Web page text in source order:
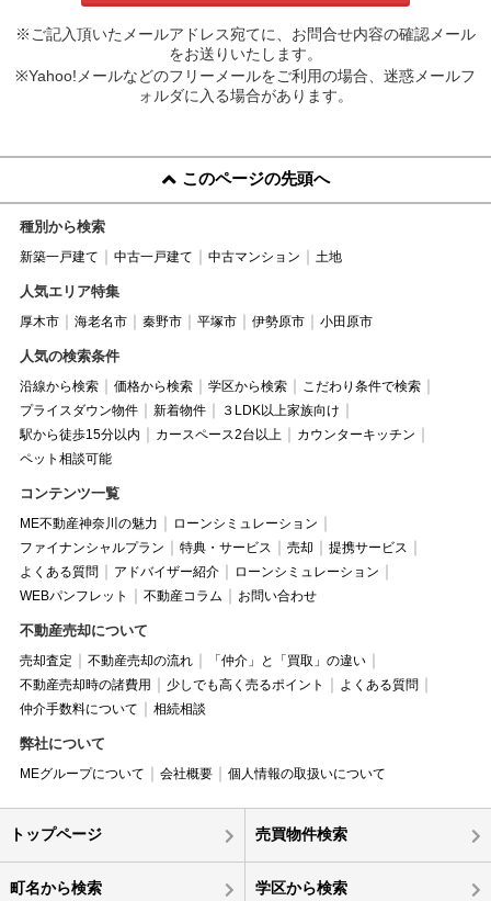
※ご記入頂いたメールアドレス宛てに、お問合せ内容の確認メール
をお送りいたします。
※Yahoo!メールなどのフリーメールをご利用の場合、迷惑メールフ
ォルダに入る場合があります。
このページの先頭へ
種別から検索
新築一戸建て 中古一戸建て 中古マンション 土地
人気エリア特集
厚木市 海老名市 秦野市 平塚市 伊勢原市 小田原市
人気の検索条件
沿線から検索 価格から検索 学区から検索
こだわり条件で検索
プライスダウン物件
新着物件
３LDK以上家族向け
駅から徒歩15分以内
カースペース2台以上
カウンターキッチン
ペット相談可能
コンテンツ一覧
ME不動産神奈川の魅力
ローンシミュレーション
ファイナンシャルプラン
特典・サービス 売却
提携サービス
よくある質問
アドバイザー紹介
ローンシミュレーション
WEBパンフレット
不動産コラム お問い合わせ
不動産売却について
売却査定 不動産売却の流れ
「仲介」と「買取」の違い
不動産売却時の諸費用
少しでも高く売るポイント
よくある質問
仲介手数料について
相続相談
弊社について
MEグループについて 会社概要 個人情報の取扱いについて
トップページ 売買物件検索
町名から検索 学区から検索